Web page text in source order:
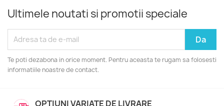
Ultimele noutati si promotii speciale
Te poti dezabona in orice moment. Pentru aceasta te rugam sa folosesti
informatiile noastre de contact.
OPȚIUNI VARIATE DE LIVRARE